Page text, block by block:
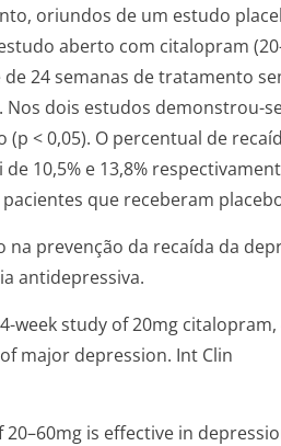
oriundos de um estudo
aberto com citalopram
24 semanas de tratamento
dois estudos demonstrou-
< 0,05). O percentual de
10,5% e 13,8%
que receberam
na prevenção da recaída da
antidepressiva.
week study of 20mg
major depression. Int Clin
is effective in